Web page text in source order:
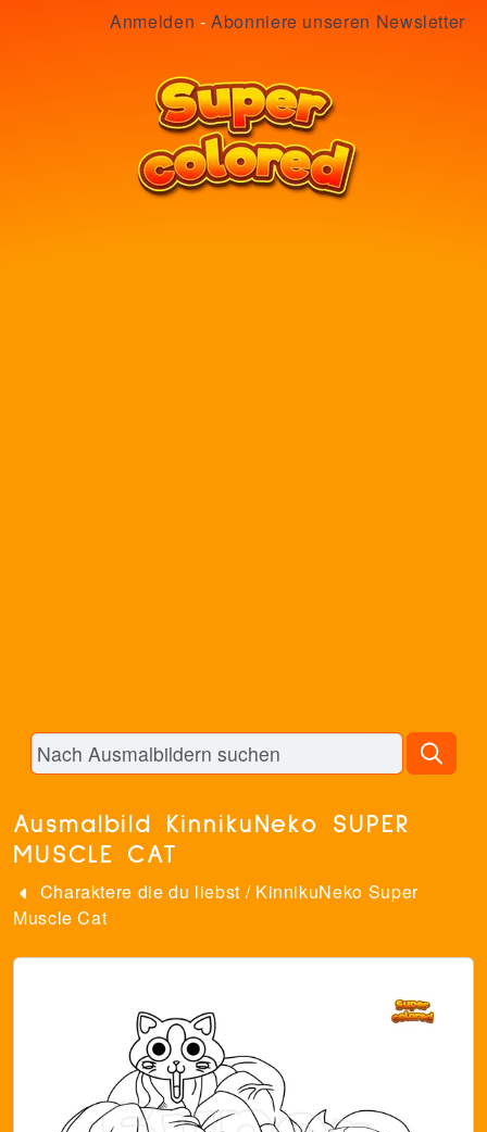
Anmelden -Abonniere unseren Newsletter
Ausmalbild KinnikuNeko SUPER
MUSCLE CAT
Charaktere die du liebst / KinnikuNeko Super
Muscle Cat